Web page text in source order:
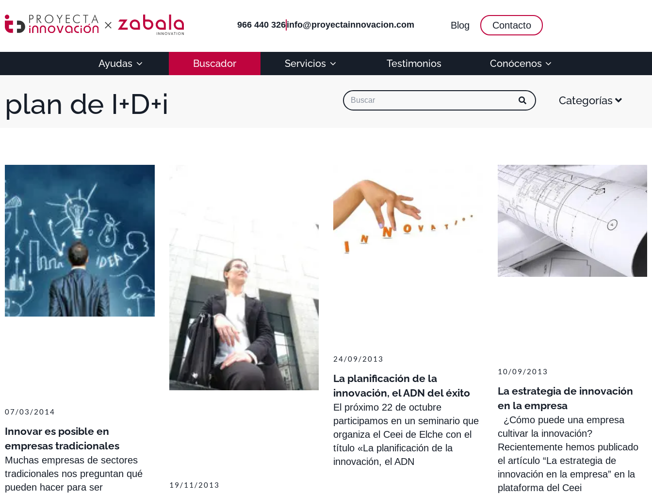
966 440 326info@proyectainnovacion.com Blog Contacto
Ayudas Buscador Servicios Testimonios Conócenos
plan de I+D+i Categorías
Innovar es posible en
empresas tradicionales
07/03/2014
Muchas empresas de sectores
tradicionales nos preguntan qué
pueden hacer para ser
19/11/2013
La planificación de la
innovación, el ADN del éxito
24/09/2013
El próximo 22 de octubre
participamos en un seminario que
organiza el Ceei de Elche con el
título «La planificación de la
innovación, el ADN
La estrategia de innovación
en la empresa
10/09/2013
¿Cómo puede una empresa
cultivar la innovación?
Recientemente hemos publicado
el artículo “La estrategia de
innovación en la empresa” en la
plataforma del Ceei